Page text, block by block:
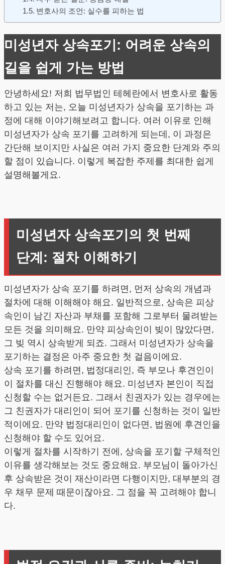
변호사의 조언: 실수를 피하는 법
미성년자 상속포기: 어려운 상속의
길을 쉽게 가는 방법
안녕하세요! 저희 법무법인 테헤란에서 변호사로 활동
하고 있는 저는, 오늘 미성년자가 상속을 포기하는 과
정에 대해 이야기해보려고 합니다. 여러 이유로 인해
미성년자가 상속 포기를 고려하게 되는데, 이 과정은
간단해 보이지만 사실은 여러 가지 중요한 단계와 주의
할 점이 있습니다. 이렇게 복잡한 주제를 최대한 쉽게
설명해볼게요.
미성년자 상속포기의 첫 번째
단계: 절차 이해하기
미성년자가 상속 포기를 하려면, 먼저 상속의 개념과
절차에 대해 이해해야 해요. 일반적으로, 상속은 피상
속인이 남긴 자산과 부채를 포함해 그로부터 물려받는
모든 것을 의미해요. 만약 피상속인이 빚이 많았다면,
그 빚 역시 상속받게 되죠. 그래서 미성년자가 상속을
포기하는 결정은 아주 중요한 첫 걸음이에요.
상속 포기를 하려면, 법정대리인, 즉 부모나 후견인이
이 절차를 대신 진행해야 해요. 미성년자 본인이 직접
신청할 수는 없거든요. 그래서 친권자가 있는 경우에는
그 친권자가 대리인이 되어 포기를 신청하는 것이 일반
적이에요. 만약 법정대리인이 없다면, 법원에 후견인을
신청해야 할 수도 있어요.
이렇게 절차를 시작하기 전에, 상속을 포기할 구체적인
이유를 생각해보는 것도 중요해요. 부모님이 돌아가신
후 상속받은 것이 재산이라면 다행이지만, 대부분의 경
우 채무 문제 때문이잖아요. 그 점을 꼭 고려해야 합니
다.